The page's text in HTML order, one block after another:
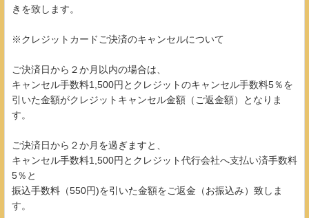
きを致します。
※クレジットカードご決済のキャンセルについて
ご決済日から２か月以内の場合は、
キャンセル手数料1,500円とクレジットのキャンセル手数料5％を
引いた金額がクレジットキャンセル金額（ご返金額）となりま
す。
ご決済日から２か月を過ぎますと、
キャンセル手数料1,500円とクレジット代行会社へ支払い済手数料
5％と
振込手数料（550円)を引いた金額をご返金（お振込み）致しま
す。